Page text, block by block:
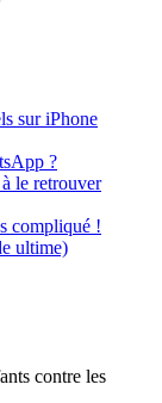
sur iPhone
?
le retrouver
compliqué !
ultime)
contre les